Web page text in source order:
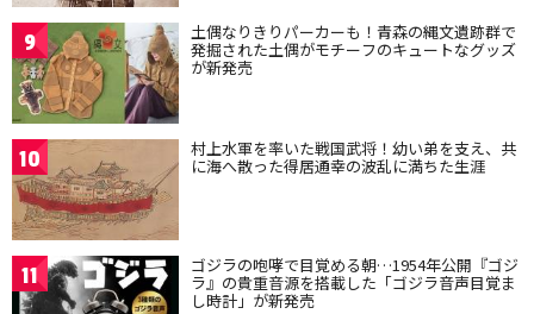
9 土偶なりきりパーカーも！青森の縄文遺跡群で
発掘された土偶がモチーフのキュートなグッズ
が新発売
10 村上水軍を率いた戦国武将！幼い弟を支え、共
に海へ散った得居通幸の波乱に満ちた生涯
11 ゴジラの咆哮で目覚める朝…1954年公開『ゴジ
ラ』の貴重音源を搭載した「ゴジラ音声目覚ま
し時計」が新発売